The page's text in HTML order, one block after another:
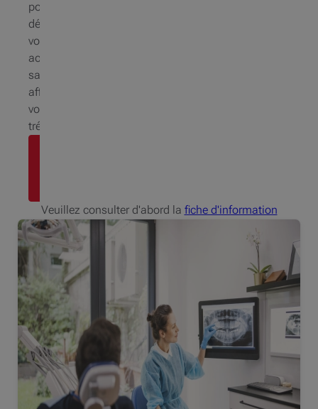
pour
développer
votre
activité
sans
affecter
votre
trésorerie.
Veuillez consulter d'abord la fiche d'information